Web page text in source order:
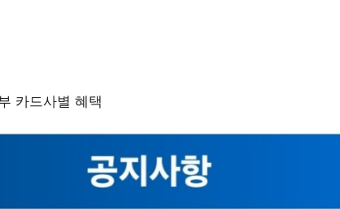
카드사별 혜택